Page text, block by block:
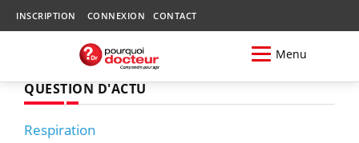
INSCRIPTION CONNEXION CONTACT
Menu
QUESTION D'ACTU
Respiration